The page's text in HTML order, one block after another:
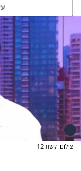
צילום: קשת 12